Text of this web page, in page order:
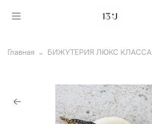
Главная БИЖУТЕРИЯ ЛЮКС КЛАССА